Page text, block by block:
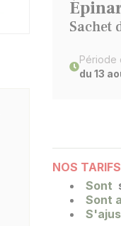
Sachet
Période
du 13
NOS
Sont
Sont